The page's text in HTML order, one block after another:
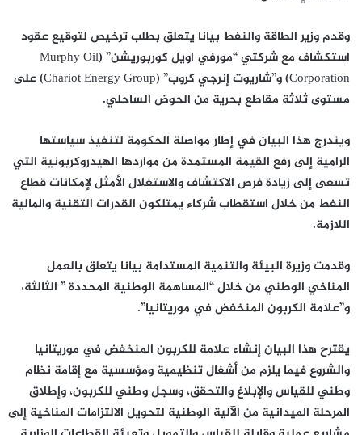
وقدم وزير الطاقة والنفط بيانا يتعلق بطلب ترخيص لتوقيع عقود
استكشاف مع شركتي “مورفي اويل كوربوريشن” (Murphy Oil
Corporation) و”شاريوت إنرجي كروب” (Chariot Energy Group) على
مستوى ثلاثة مقاطع بحرية من الحوض الساحلي.
ويندرج هذا البيان في إطار مواصلة الحكومة لتنفيذ سياستها
الرامية إلى رفع القيمة المستمدة من مواردها الهيدروكربونية التي
تسعى إلى زيادة فرص الاكتشاف والاستغلال الأمثل لإمكانات قطاع
النفط من خلال استقطاب شركاء يمتلكون القدرات التقنية والمالية
اللازمة.
وقدمت وزيرة البيئة والتنمية المستدامة بيانا يتعلق بالعمل
المناخي الوطني من خلال “المساهمة الوطنية المحددة ” الثالثة،
و”علامة الكربون المنخفض في موريتانيا”.
يقترح هذا البيان إنشاء علامة للكربون المنخفض في موريتانيا
والشروع فيما يلزم من أشغال تنظيمية ومؤسسية مع إقامة نظام
وطني للقياس والإبلاغ والتحقق، وسجل وطني للكربون، وإطلاق
المرحلة الميدانية من الآلية الوطنية لتحويل الالتزامات المناخية إلى